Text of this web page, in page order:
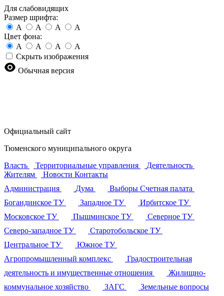
Для слабовидящих
Размер шрифта:
A
A A
A
Цвет фона:
A
A A
A
Скрыть изображения
Обычная версия
Официальный сайт
Тюменского муниципального округа
Власть
Территориальные управления
Деятельность
Жителям
Новости Контакты
Администрация
Дума Выборы Счетная палата
Богандинское ТУ
Западное ТУ
Ирбитское ТУ
Московское ТУ
Пышминское ТУ
Северное ТУ
Северо-западное ТУ
Старотобольское ТУ
Центральное ТУ
Южное ТУ
Агропромышленный комплекс
Градостроительная
деятельность и имущественные отношения
Жилищно-
коммунальное хозяйство
ЗАГС
Земельные вопросы